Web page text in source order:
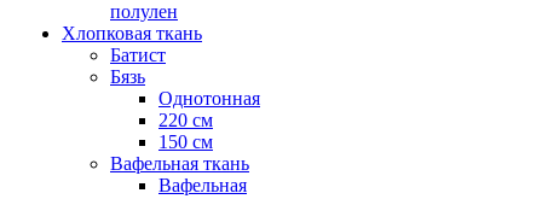
полулен
Хлопковая ткань
Батист
Бязь
Однотонная
220 см
150 см
Вафельная ткань
Вафельная